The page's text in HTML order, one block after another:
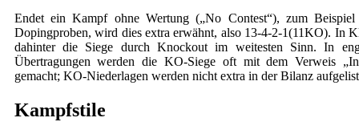
Endet ein Kampf ohne Wertung („No Contest“), zum Beispiel
Dopingproben, wird dies extra erwähnt, also 13-4-2-1(11KO). In
dahinter die Siege durch Knockout im weitesten Sinn. In
Übertragungen werden die KO-Siege oft mit dem Verweis
gemacht; KO-Niederlagen werden nicht extra in der Bilanz
Kampfstile